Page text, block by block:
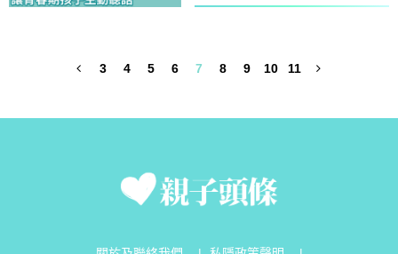
3 4 5 6 7 8 9 10 11